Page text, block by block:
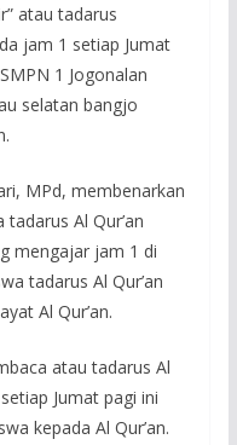
atau tadarus
jam 1 setiap Jumat
1 Jogonalan
selatan bangjo
MPd, membenarkan
Al Qur’an
mengajar jam 1 di
tadarus Al Qur’an
Al Qur’an.
atau tadarus Al
Jumat pagi ini
kepada Al Qur’an.